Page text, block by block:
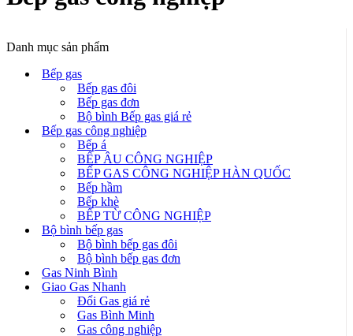
Danh mục sản phẩm
Bếp gas
Bếp gas đôi
Bếp gas đơn
Bộ bình Bếp gas giá rẻ
Bếp gas công nghiệp
Bếp á
BẾP ÂU CÔNG NGHIỆP
BẾP GAS CÔNG NGHIỆP HÀN QUỐC
Bếp hầm
Bếp khè
BẾP TỪ CÔNG NGHIỆP
Bộ bình bếp gas
Bộ bình bếp gas đôi
Bộ bình bếp gas đơn
Gas Ninh Bình
Giao Gas Nhanh
Đổi Gas giá rẻ
Gas Bình Minh
Gas công nghiệp